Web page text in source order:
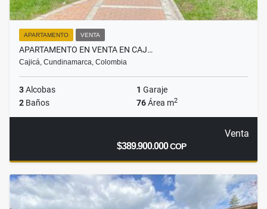
APARTAMENTO VENTA
APARTAMENTO EN VENTA EN CAJ…
Cajicá, Cundinamarca, Colombia
3Alcobas 1 Garaje
2 Baños 76Área m2
Venta
$389.900.000COP